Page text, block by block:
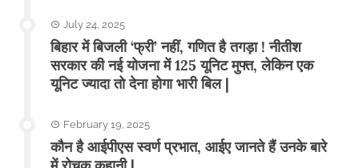
July 24, 2025
बिहार में बिजली ‘फ्री’ नहीं, गणित है तगड़ा ! नीतीश
सरकार की नई योजना में 125 यूनिट मुफ्त, लेकिन एक
यूनिट ज्यादा तो देना होगा भारी बिल |
February 19, 2025
कौन है आईपीएस स्वर्ण प्रभात, आईए जानते हैं उनके बारे